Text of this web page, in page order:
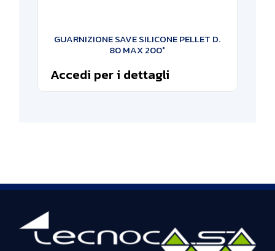
GUARNIZIONE SAVE SILICONE PELLET D.
80 MAX 200°
Accedi per i dettagli